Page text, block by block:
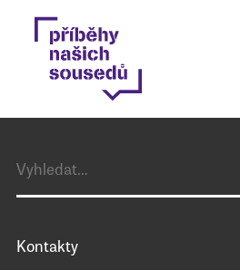
Kontakty